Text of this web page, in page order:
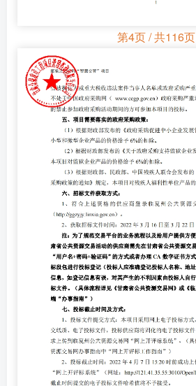
第4页 / 共116页